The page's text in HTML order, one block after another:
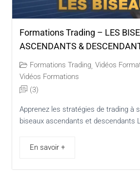
Formations Trading – LES
ASCENDANTS &
Formations Trading, Vidéos
Vidéos Formations
(3)
Apprenez les stratégies de trading à
biseaux ascendants et descendants
En savoir +